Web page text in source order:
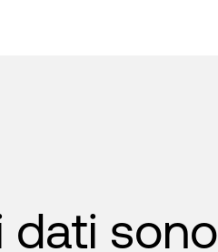
dati sono